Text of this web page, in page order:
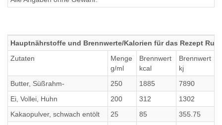
Hauptnährstoffe und Brennwerte/Kalorien für das Rezept
Zutaten
Menge
g/ml
Brennwert
kcal
Brennwert
kj
Butter, Süßrahm-
250 1885 7890
Ei, Vollei, Huhn
200 312 1302
Kakaopulver, schwach entölt
25 85 355.75